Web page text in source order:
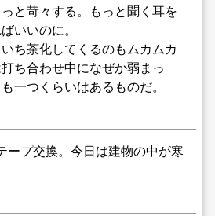
と苛々する。もっと聞く耳を
いいのに。
ち茶化してくるのもムカムカ
ち合わせ中になぜか弱まっ
一つくらいはあるものだ。
ープ交換。今日は建物の中が寒